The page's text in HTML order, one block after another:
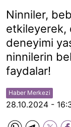
Ninniler,
etkileyerek,
deneyimi
ninnilerin
faydalar!
Haber Merkezi
28.10.2024 -